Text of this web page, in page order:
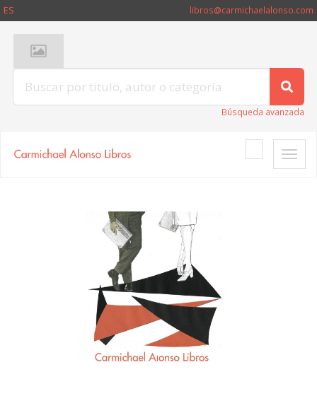
ES libros@carmichaelalonso.com
Búsqueda avanzada
Toggle